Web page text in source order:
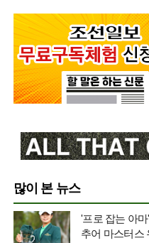
많이 본 뉴스
'프로 잡는 아
추어 마스터스